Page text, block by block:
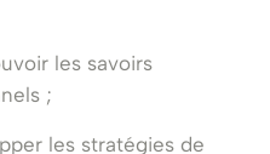
les savoirs
;
les stratégies de